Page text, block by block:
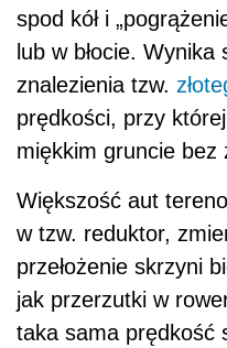
spod kół i
lub w błocie.
znalezienia tzw.
prędkości, przy
miękkim gruncie bez
Większość aut
w tzw. reduktor,
przełożenie skrzyni
jak przerzutki w
taka sama prędkość